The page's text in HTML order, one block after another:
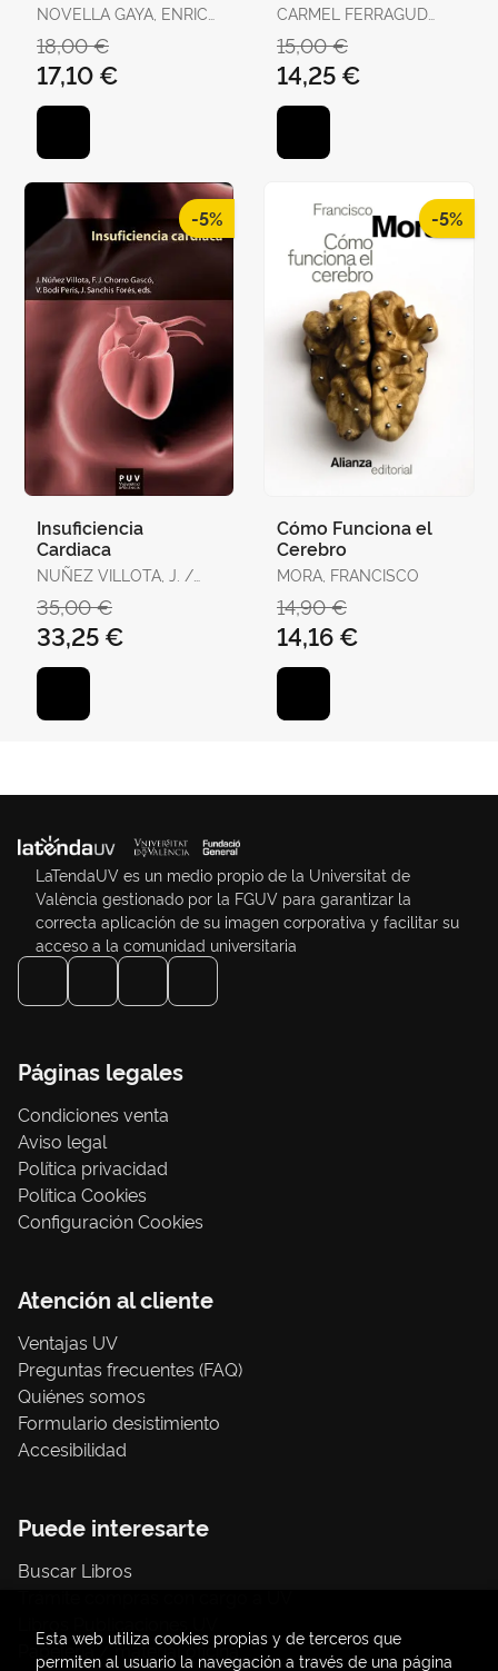
NOVELLA GAYA, ENRIC
18,00 €
17,10 €
CARMEL FERRAGUD
RAMÓN BERTOMEU
SÁNCHEZ
15,00 €
14,25 €
-5%
Insuficiencia
Cardiaca
NUÑEZ VILLOTA, J. /
35,00 €
33,25 €
-5%
Cómo Funciona el
Cerebro
MORA, FRANCISCO
14,90 €
14,16 €
LaTendaUV es un medio propio de la Universitat de
València gestionado por la FGUV para garantizar la
correcta aplicación de su imagen corporativa y facilitar su
acceso a la comunidad universitaria
Páginas legales
Condiciones venta
Aviso legal
Política privacidad
Política Cookies
Configuración Cookies
Atención al cliente
Ventajas UV
Preguntas frecuentes (FAQ)
Quiénes somos
Formulario desistimiento
Accesibilidad
Puede interesarte
Buscar Libros
Papelería / material oficina
Esta web utiliza cookies propias y de terceros que
permiten al usuario la navegación a través de una página